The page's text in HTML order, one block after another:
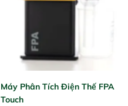
Máy Phân Tích Điện Thế FPA
Touch